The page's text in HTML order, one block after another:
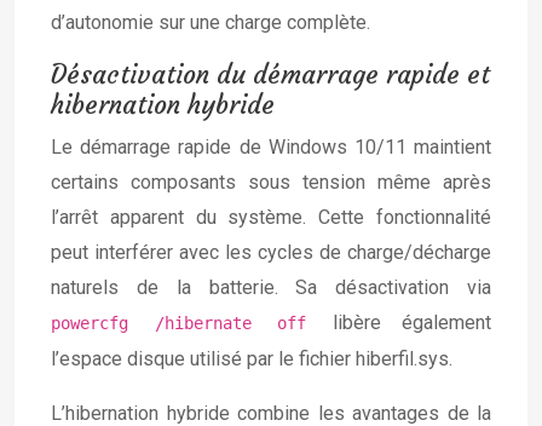
d’autonomie sur une charge complète.
Désactivation du démarrage rapide et
hibernation hybride
Le démarrage rapide de Windows 10/11 maintient
certains composants sous tension même après
l’arrêt apparent du système. Cette fonctionnalité
peut interférer avec les cycles de charge/décharge
naturels de la batterie. Sa désactivation via
powercfg /hibernate off libère également
l’espace disque utilisé par le fichier hiberfil.sys.
L’hibernation hybride combine les avantages de la